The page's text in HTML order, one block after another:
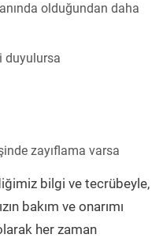
olduğundan daha
duyulursa
zayıflama varsa
bilgi ve tecrübeyle,
bakım ve onarımı
her zaman